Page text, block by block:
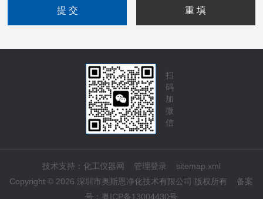
扫
码
加
微
信
技术支持： 化工仪器网 管理登录
sitemap.xml
Copyright © 2026 深圳市奥斯恩净化技术有限公司 版权所有 备案
号： 粤ICP备13004430号